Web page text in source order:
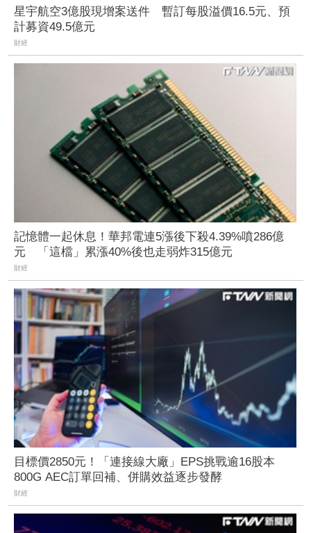
星宇航空3億股現增案送件 暫訂每股溢價16.5元、預
計募資49.5億元
財經
記憶體一起休息！華邦電連5漲後下殺4.39%噴286億
元 「這檔」累漲40%後也走弱炸315億元
財經
目標價2850元！「連接線大廠」EPS挑戰逾16股本
800G AEC訂單回補、併購效益逐步發酵
財經